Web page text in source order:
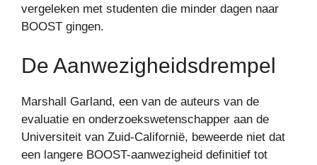
vergeleken met studenten die minder dagen naar
BOOST gingen.
De Aanwezigheidsdrempel
Marshall Garland, een van de auteurs van de
evaluatie en onderzoekswetenschapper aan de
Universiteit van Zuid-Californië, beweerde niet dat
een langere BOOST-aanwezigheid definitief tot